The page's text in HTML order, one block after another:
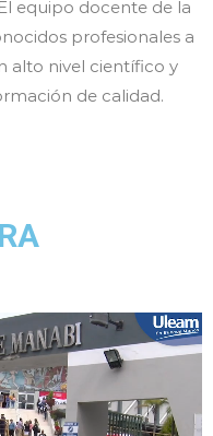
equipo docente de la
profesionales a
alto nivel científico y
de calidad.